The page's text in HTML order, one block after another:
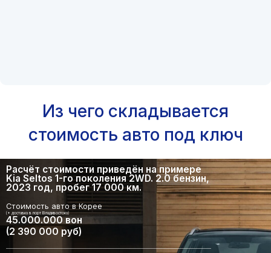
Из чего складывается
стоимость авто под ключ
Расчёт стоимости приведён на примере
Kia Seltos 1-го поколения 2WD. 2.0 бензин,
2023 год, пробег 17 000 км.
Стоимость авто в Корее
(+ доставка в порт Владивостока)
45.000.000 вон
(2 390 000 руб)